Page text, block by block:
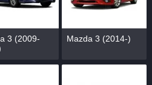
3 (2009-
Mazda 3 (2014-)